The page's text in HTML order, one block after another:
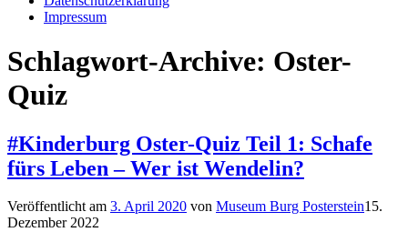
Impressum
Schlagwort-Archive: Oster-
Quiz
#Kinderburg Oster-Quiz Teil 1: Schafe
fürs Leben – Wer ist Wendelin?
Veröffentlicht am 3. April 2020 von Museum Burg Posterstein15.
Dezember 2022